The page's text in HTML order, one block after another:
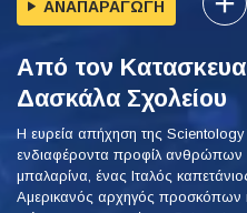
ΑΝΑΠΑΡΑΓΩΓΗ
Από τον
Δασκάλα Σχολείου
Η ευρεία απήχηση της Scientology
ενδιαφέροντα προφίλ
μπαλαρίνα, ένας Ιταλός
Αμερικανός αρχηγός προσκόπων